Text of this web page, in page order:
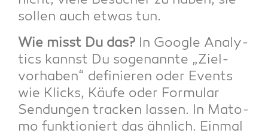
sol­len auch etwas tun.
Wie misst Du das? In Goog­le Ana­ly­
tics kannst Du soge­nann­te „Ziel­
vor­ha­ben“ defi­nie­ren oder Events
wie Klicks, Käu­fe oder For­mu­lar
Sen­dun­gen tra­cken las­sen. In Mato­
mo funk­tio­niert das ähn­lich. Ein­mal